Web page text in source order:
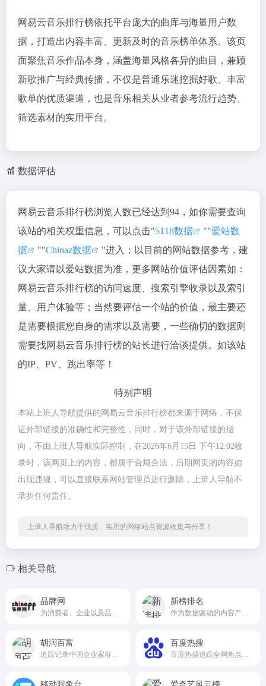
网易云音乐排行榜依托平台庞大的曲库与海量用户数
据，打造出内容丰富、更新及时的音乐榜单体系。该页
面聚焦音乐作品本身，涵盖海量风格各异的曲目，兼顾
新歌推广与经典传播，不仅是普通乐迷挖掘好歌、丰富
歌单的优质渠道，也是音乐相关从业者参考流行趋势、
筛选素材的实用平台。
数据评估
网易云音乐排行榜浏览人数已经达到94，如你需要查询
该站的相关权重信息，可以点击"5118数据 ""爱站数
据
""Chinaz数据
"进入；以目前的网站数据参考，建
议大家请以爱站数据为准，更多网站价值评估因素如：
网易云音乐排行榜的访问速度、搜索引擎收录以及索引
量、用户体验等；当然要评估一个站的价值，最主要还
是需要根据您自身的需求以及需要，一些确切的数据则
需要找网易云音乐排行榜的站长进行洽谈提供。如该站
的IP、PV、跳出率等！
特别声明
本站上班人导航提供的网易云音乐排行榜都来源于网络，不保
证外部链接的准确性和完整性，同时，对于该外部链接的指
向，不由上班人导航实际控制，在2026年6月15日 下午12:02收
录时，该网页上的内容，都属于合规合法，后期网页的内容如
出现违规，可以直接联系网站管理员进行删除，上班人导航不
承担任何责任。
上班人导航致力于优质、实用的网络站点资源收集与分享！
相关导航
品牌网 新榜排名
胡润百富 百度热搜
移动观象台 爱奇艺风云榜